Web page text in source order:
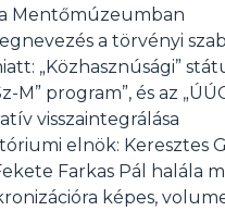
Mentőmúzeumban
a törvényi
„Közhasznúsági”
M” program”, és az
visszaintegrálása
elnök: Keresztes
Farkas Pál halála
képes,